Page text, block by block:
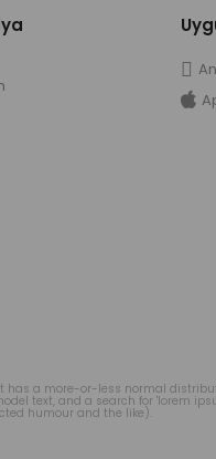
a more-or-less normal
text, and a search for 'lorem
humour and the like).